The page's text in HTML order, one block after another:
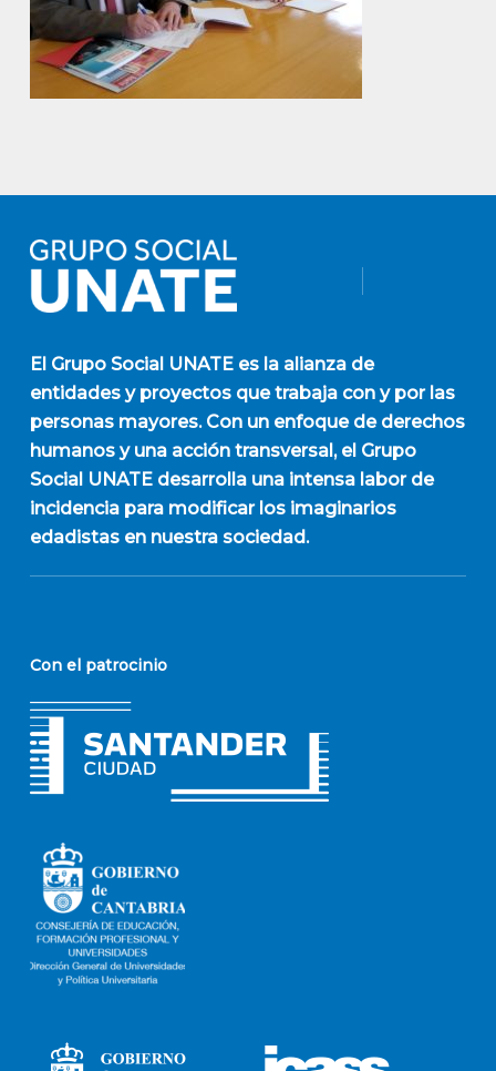
El Grupo Social UNATEes la alianza de
entidades y proyectos que trabaja con y por las
personas mayores. Con un enfoque de derechos
humanos y una acción transversal, el Grupo
Social UNATE desarrolla una intensa labor de
incidencia para modificar los imaginarios
edadistas en nuestra sociedad.
Con el patrocinio